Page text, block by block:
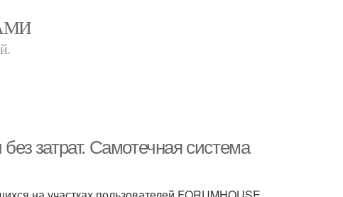
затрат. Самотечная система